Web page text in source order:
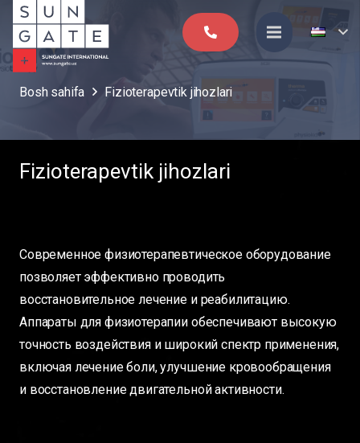
Bosh sahifa Fizioterapevtik jihozlari
Fizioterapevtik jihozlari
Современное физиотерапевтическое оборудование
позволяет эффективно проводить
восстановительное лечение и реабилитацию.
Аппараты для физиотерапии обеспечивают высокую
точность воздействия и широкий спектр применения,
включая лечение боли, улучшение кровообращения
и восстановление двигательной активности.